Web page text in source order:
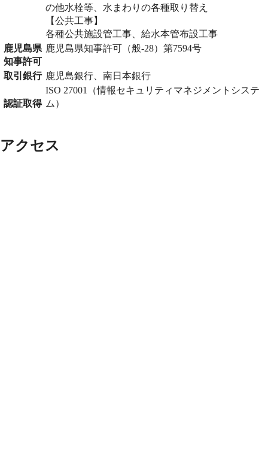
の他水栓等、水まわりの各種取り替え
【公共工事】
各種公共施設管工事、給水本管布設工事
鹿児島県
知事許可
鹿児島県知事許可（般-28）第7594号
取引銀行 鹿児島銀行、南日本銀行
認証取得
ISO 27001（情報セキュリティマネジメントシステ
ム）
アクセス